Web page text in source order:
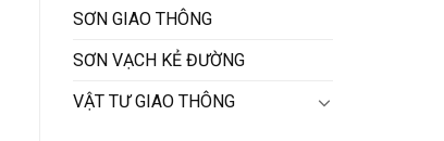
SƠN GIAO THÔNG
SƠN VẠCH KẺ ĐƯỜNG
VẬT TƯ GIAO THÔNG